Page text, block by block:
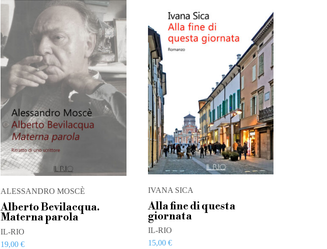
ALESSANDRO MOSCÈ
Alberto Bevilacqua.
Materna parola
IL-RIO
19,00€
IVANA SICA
Alla fine di questa
giornata
IL-RIO
15,00€